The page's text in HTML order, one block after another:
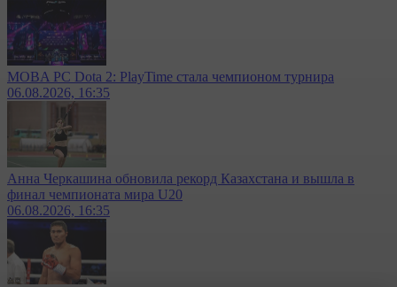
MOBA PC Dota 2: PlayTime стала чемпионом турнира
06.08.2026, 16:35
Анна Черкашина обновила рекорд Казахстана и вышла в
финал чемпионата мира U20
06.08.2026, 16:35